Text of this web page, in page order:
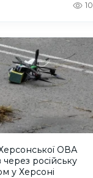
10
ОВА
російську
у Херсоні